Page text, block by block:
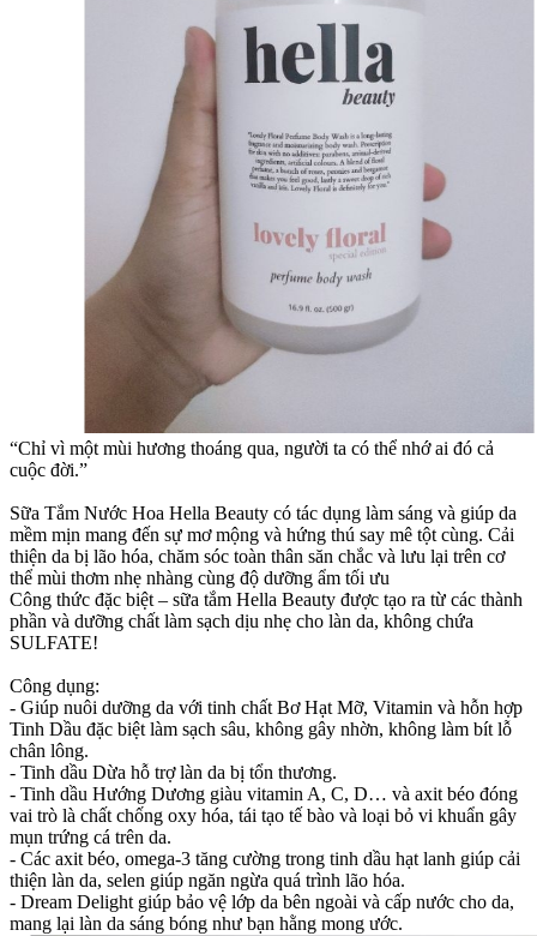
“Chỉ vì một mùi hương thoáng qua, người ta có thể nhớ ai đó cả
cuộc đời.”
Sữa Tắm Nước Hoa Hella Beauty có tác dụng làm sáng và giúp da
mềm mịn mang đến sự mơ mộng và hứng thú say mê tột cùng. Cải
thiện da bị lão hóa, chăm sóc toàn thân săn chắc và lưu lại trên cơ
thể mùi thơm nhẹ nhàng cùng độ dưỡng ẩm tối ưu
Công thức đặc biệt – sữa tắm Hella Beauty được tạo ra từ các thành
phần và dưỡng chất làm sạch dịu nhẹ cho làn da, không chứa
SULFATE!
Công dụng:
- Giúp nuôi dưỡng da với tinh chất Bơ Hạt Mỡ, Vitamin và hỗn hợp
Tinh Dầu đặc biệt làm sạch sâu, không gây nhờn, không làm bít lỗ
chân lông.
- Tinh dầu Dừa hỗ trợ làn da bị tổn thương.
- Tinh dầu Hướng Dương giàu vitamin A, C, D… và axit béo đóng
vai trò là chất chống oxy hóa, tái tạo tế bào và loại bỏ vi khuẩn gây
mụn trứng cá trên da.
- Các axit béo, omega-3 tăng cường trong tinh dầu hạt lanh giúp cải
thiện làn da, selen giúp ngăn ngừa quá trình lão hóa.
- Dream Delight giúp bảo vệ lớp da bên ngoài và cấp nước cho da,
mang lại làn da sáng bóng như bạn hằng mong ước.